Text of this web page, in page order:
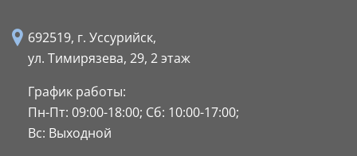
692519, г. Уссурийск,
ул. Тимирязева, 29, 2 этаж
График работы:
Пн-Пт: 09:00-18:00; Сб: 10:00-17:00;
Вс: Выходной